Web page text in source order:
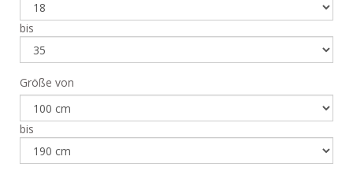
bis
Größe von
bis